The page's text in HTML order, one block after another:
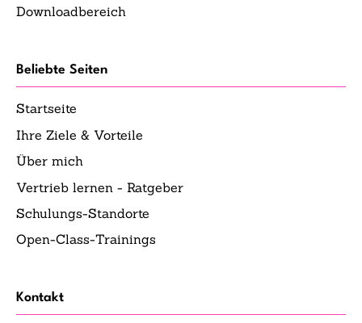
Downloadbereich
Beliebte Seiten
Startseite
Ihre Ziele & Vorteile
Über mich
Vertrieb lernen - Ratgeber
Schulungs-Standorte
Open-Class-Trainings
Kontakt